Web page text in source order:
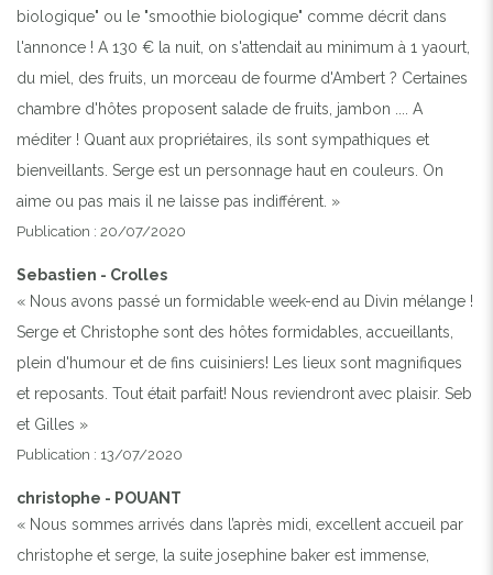
biologique" ou le "smoothie biologique" comme décrit dans
l'annonce ! A 130 € la nuit, on s'attendait au minimum à 1 yaourt,
du miel, des fruits, un morceau de fourme d'Ambert ? Certaines
chambre d'hôtes proposent salade de fruits, jambon .... A
méditer ! Quant aux propriétaires, ils sont sympathiques et
bienveillants. Serge est un personnage haut en couleurs. On
aime ou pas mais il ne laisse pas indifférent. »
Publication : 20/07/2020
Sebastien - Crolles
« Nous avons passé un formidable week-end au Divin mélange !
Serge et Christophe sont des hôtes formidables, accueillants,
plein d'humour et de fins cuisiniers! Les lieux sont magnifiques
et reposants. Tout était parfait! Nous reviendront avec plaisir. Seb
et Gilles »
Publication : 13/07/2020
christophe - POUANT
« Nous sommes arrivés dans l’après midi, excellent accueil par
christophe et serge, la suite josephine baker est immense,